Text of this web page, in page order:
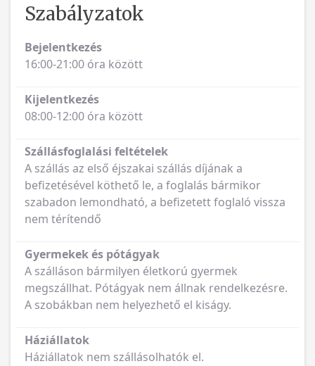
Szabályzatok
Bejelentkezés
16:00-21:00 óra között
Kijelentkezés
08:00-12:00 óra között
Szállásfoglalási feltételek
A szállás az első éjszakai szállás díjának a
befizetésével köthető le, a foglalás bármikor
szabadon lemondható, a befizetett foglaló vissza
nem térítendő
Gyermekek és pótágyak
A szálláson bármilyen életkorú gyermek
megszállhat. Pótágyak nem állnak rendelkezésre.
A szobákban nem helyezhető el kiságy.
Háziállatok
Háziállatok nem szállásolhatók el.